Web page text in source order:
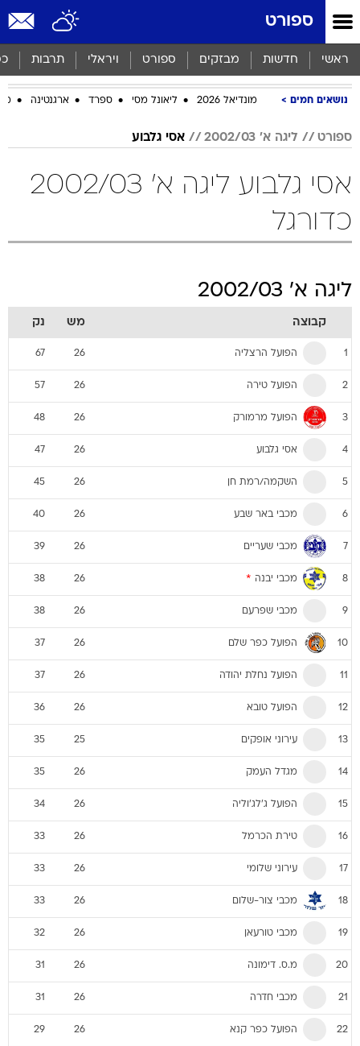
ספורט
ראשי חדשות מבזקים ספורט ויראלי תרבות
נושאים חמים מונדיאל 2026 ליאונל מסי ספרד ארגנטינה
ספורט ליגה א' 2002/03 אסי גלבוע
אסי גלבוע ליגה א' 2002/03
כדורגל
ליגה א' 2002/03
קבוצה מש נק
1 הפועל הרצליה 26
67
2 הפועל טירה 26
57
3 הפועל מרמורק 26
48
4 אסי גלבוע 26
47
5 השקמה/רמת חן 26
45
6 מכבי באר שבע 26
40
7 מכבי שעריים 26
39
8 מכבי יבנה *
26
38
9 מכבי שפרעם 26
38
10 הפועל כפר שלם 26
37
11 הפועל נחלת יהודה 26
37
12 הפועל טובא 26
36
13 עירוני אופקים 25
35
14 מגדל העמק 26
35
15 הפועל ג'לג'וליה 26
34
16 טירת הכרמל 26
33
17 עירוני שלומי 26
33
18 מכבי צור-שלום 26
33
19 מכבי טורעאן 26
32
20 מ.ס. דימונה 26
31
21 מכבי חדרה 26
31
22 הפועל כפר קנא 26
29